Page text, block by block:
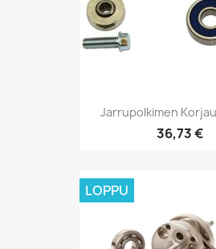
Jarrupolkimen
36,73 €
LOPPU